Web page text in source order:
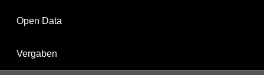
Open Data
Vergaben